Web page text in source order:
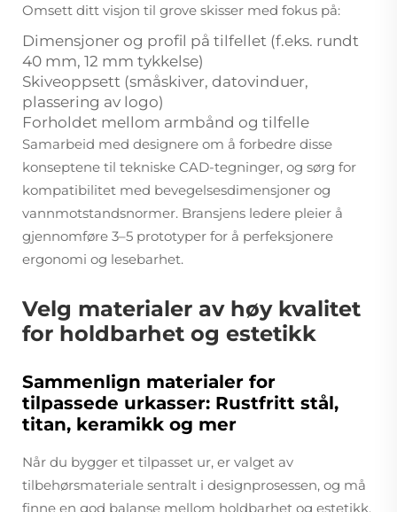
Omsett ditt visjon til grove skisser med fokus på:
Dimensjoner og profil på tilfellet (f.eks. rundt
40 mm, 12 mm tykkelse)
Skiveoppsett (småskiver, datovinduer,
plassering av logo)
Forholdet mellom armbånd og tilfelle
Samarbeid med designere om å forbedre disse
konseptene til tekniske CAD-tegninger, og sørg for
kompatibilitet med bevegelsesdimensjoner og
vannmotstandsnormer. Bransjens ledere pleier å
gjennomføre 3–5 prototyper for å perfeksjonere
ergonomi og lesebarhet.
Velg materialer av høy kvalitet
for holdbarhet og estetikk
Sammenlign materialer for
tilpassede urkasser: Rustfritt stål,
titan, keramikk og mer
Når du bygger et tilpasset ur, er valget av
tilbehørsmateriale sentralt i designprosessen, og må
finne en god balanse mellom holdbarhet og estetikk.